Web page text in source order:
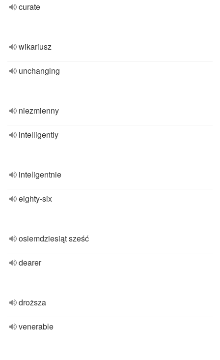
curate
wikariusz
unchanging
niezmienny
intelligently
inteligentnie
eighty-six
osiemdziesiąt sześć
dearer
droższa
venerable